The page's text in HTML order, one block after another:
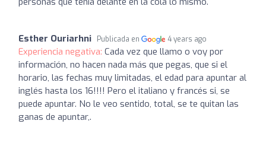
Esther Ouriarhni Publicada en 4 years ago
Experiencia negativa: Cada vez que llamo o voy por
información, no hacen nada más que pegas, que si el
horario, las fechas muy limitadas, el edad para apuntar al
inglés hasta los 16!!!! Pero el italiano y francés si, se
puede apuntar. No le veo sentido, total, se te quitan las
ganas de apuntar,.